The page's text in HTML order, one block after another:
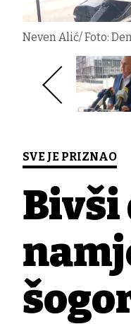
Neven Alić/ Foto:
SVE JE PRIZNAO
Bivši